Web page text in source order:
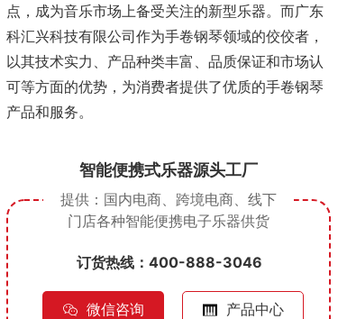
点，成为音乐市场上备受关注的新型乐器。而广东
科汇兴科技有限公司作为手卷钢琴领域的佼佼者，
以其技术实力、产品种类丰富、品质保证和市场认
可等方面的优势，为消费者提供了优质的手卷钢琴
产品和服务。
订货热线：400-888-3046
微信咨询 产品中心
智能便携式乐器源头工厂
提供：国内电商、跨境电商、线下
门店各种智能便携电子乐器供货